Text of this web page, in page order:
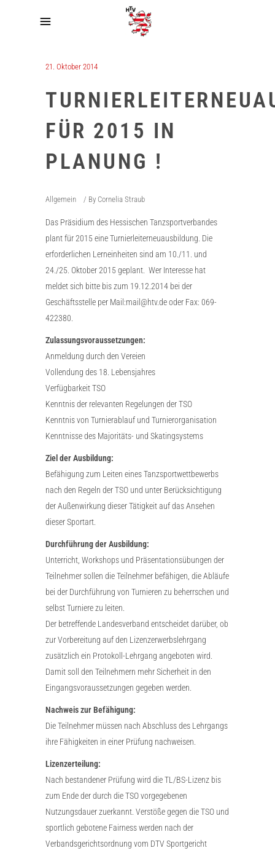
21. Oktober 2014
FÜR 2015 IN
PLANUNG !
Allgemein By Cornelia Straub
Das Präsidium des Hessischen Tanzsportverbandes
plant für 2015 eine Turnierleiterneuausbildung. Die
erforderlichen Lerneinheiten sind am 10./11. und
24./25. Oktober 2015 geplant. Wer Interesse hat
meldet sich bitte bis zum 19.12.2014 bei der
Geschäftsstelle per Mail:mail@htv.de oder Fax: 069-
422380.
Zulassungsvoraussetzungen:
Anmeldung durch den Vereien
Vollendung des 18. Lebensjahres
Verfügbarkeit TSO
Kenntnis der relevanten Regelungen der TSO
Kenntnis von Turnierablauf und Turnierorganisation
Kenntnisse des Majoritäts- und Skatingsystems
Ziel der Ausbildung:
Befähigung zum Leiten eines Tanzsportwettbewerbs
nach den Regeln der TSO und unter Berücksichtigung
der Außenwirkung dieser Tätigkeit auf das Ansehen
dieser Sportart.
Durchführung der Ausbildung:
Unterricht, Workshops und Präsentationsübungen der
Teilnehmer sollen die Teilnehmer befähigen, die Abläufe
bei der Durchführung von Turnieren zu beherrschen und
selbst Turniere zu leiten.
Der betreffende Landesverband entscheidet darüber, ob
zur Vorbereitung auf den Lizenzerwerbslehrgang
zusätzlich ein Protokoll-Lehrgang angeboten wird.
Damit soll den Teilnehmern mehr Sicherheit in den
Eingangsvoraussetzungen gegeben werden.
Nachweis zur Befähigung:
Die Teilnehmer müssen nach Abschluss des Lehrgangs
ihre Fähigkeiten in einer Prüfung nachweisen.
Lizenzerteilung:
Nach bestandener Prüfung wird die TL/BS-Lizenz bis
zum Ende der durch die TSO vorgegebenen
Nutzungsdauer zuerkannt. Verstöße gegen die TSO und
sportlich gebotene Fairness werden nach der
Verbandsgerichtsordnung vom DTV Sportgericht